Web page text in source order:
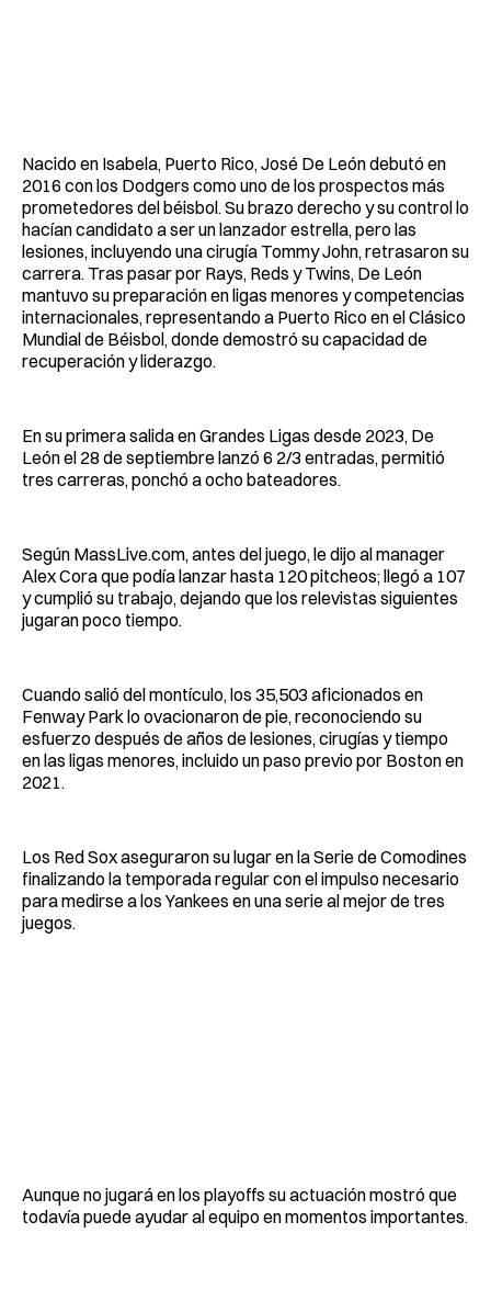
Nacido en Isabela, Puerto Rico, José De León debutó en
2016 con los Dodgers como uno de los prospectos más
prometedores del béisbol. Su brazo derecho y su control lo
hacían candidato a ser un lanzador estrella, pero las
lesiones, incluyendo una cirugía Tommy John, retrasaron su
carrera. Tras pasar por Rays, Reds y Twins, De León
mantuvo su preparación en ligas menores y competencias
internacionales, representando a Puerto Rico en el Clásico
Mundial de Béisbol, donde demostró su capacidad de
recuperación y liderazgo.
En su primera salida en Grandes Ligas desde 2023, De
León el 28 de septiembre lanzó 6 2/3 entradas, permitió
tres carreras, ponchó a ocho bateadores.
Según MassLive.com, antes del juego, le dijo al manager
Alex Cora que podía lanzar hasta 120 pitcheos; llegó a 107
y cumplió su trabajo, dejando que los relevistas siguientes
jugaran poco tiempo.
Cuando salió del montículo, los 35,503 aficionados en
Fenway Park lo ovacionaron de pie, reconociendo su
esfuerzo después de años de lesiones, cirugías y tiempo
en las ligas menores, incluido un paso previo por Boston en
2021.
Los Red Sox aseguraron su lugar en la Serie de Comodines
finalizando la temporada regular con el impulso necesario
para medirse a los Yankees en una serie al mejor de tres
juegos.
Aunque no jugará en los playoffs su actuación mostró que
todavía puede ayudar al equipo en momentos importantes.